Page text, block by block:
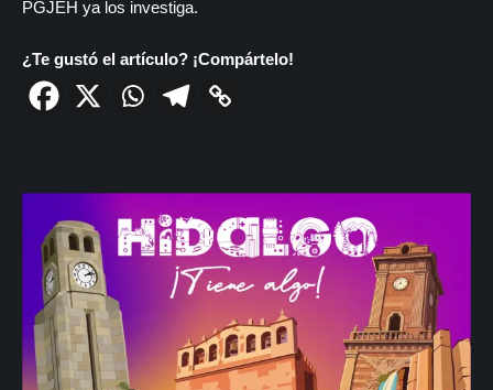
PGJEH ya los investiga.
¿Te gustó el artículo? ¡Compártelo!